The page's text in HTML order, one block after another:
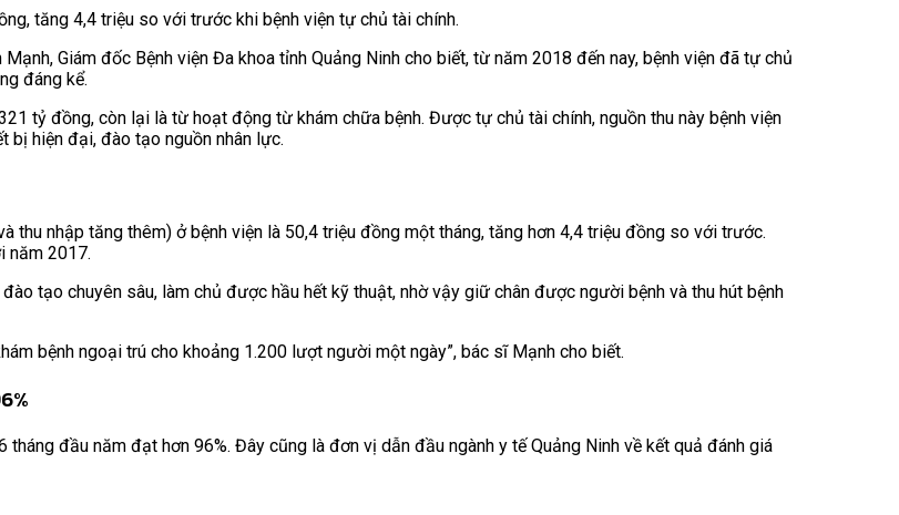
tăng 4,4 triệu so với trước khi bệnh viện tự chủ tài chính.
Giám đốc Bệnh viện Đa khoa tỉnh Quảng Ninh cho biết, từ năm 2018 đến nay, bệnh viện đã tự chủ
đáng kể.
tỷ đồng, còn lại là từ hoạt động từ khám chữa bệnh. Được tự chủ tài chính, nguồn thu này bệnh viện
bị hiện đại, đào tạo nguồn nhân lực.
thu nhập tăng thêm) ở bệnh viện là 50,4 triệu đồng một tháng, tăng hơn 4,4 triệu đồng so với trước.
năm 2017.
tạo chuyên sâu, làm chủ được hầu hết kỹ thuật, nhờ vậy giữ chân được người bệnh và thu hút bệnh
bệnh ngoại trú cho khoảng 1.200 lượt người một ngày”, bác sĩ Mạnh cho biết.
đầu năm đạt hơn 96%. Đây cũng là đơn vị dẫn đầu ngành y tế Quảng Ninh về kết quả đánh giá